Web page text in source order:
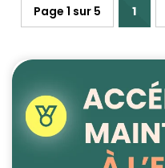
Page 1 sur 5 1